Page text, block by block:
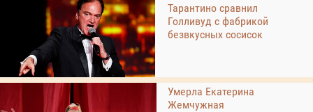
Тарантино сравнил
Голливуд с фабрикой
безвкусных сосисок
Умерла Екатерина
Жемчужная